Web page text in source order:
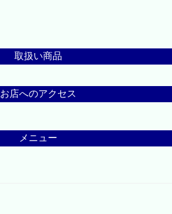
取扱い商品
お店へのアクセス
メニュー